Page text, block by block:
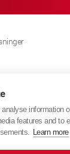
information
features and to
Learn more